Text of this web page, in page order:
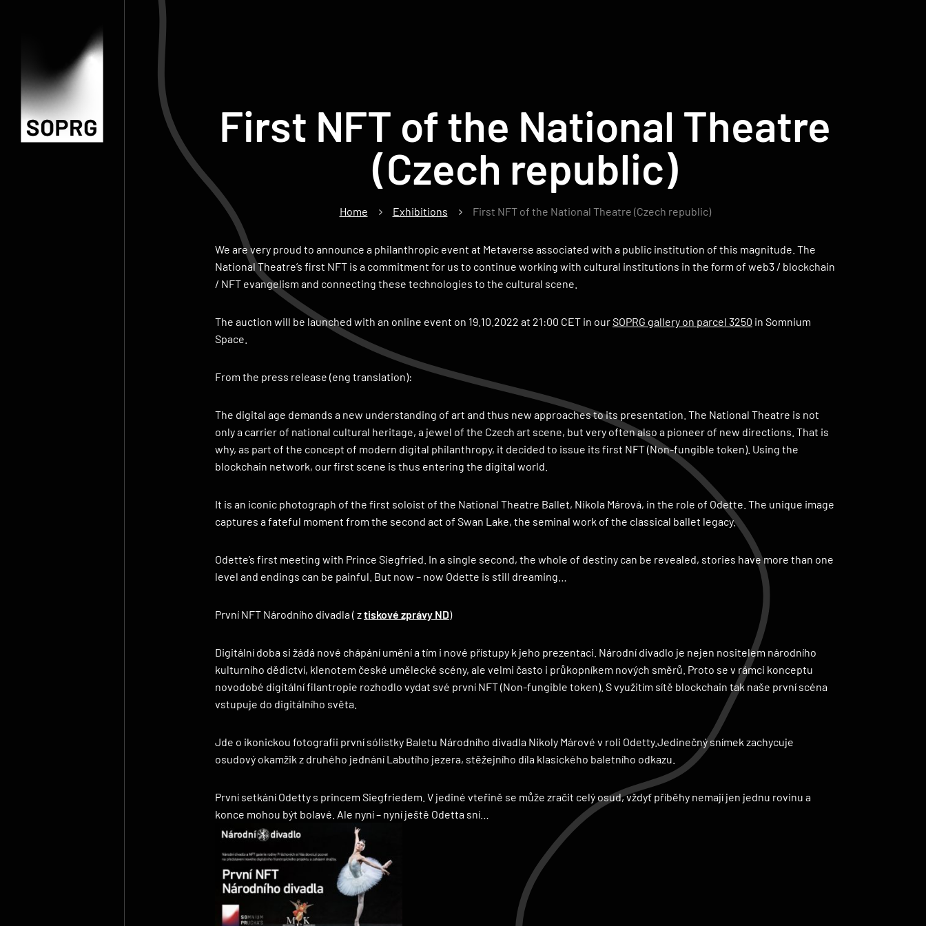
First NFT of the National Theatre
(Czech republic)
Home Exhibitions First NFT of the National Theatre (Czech republic)
We are very proud to announce a philanthropic event at Metaverse associated with a public institution of this magnitude. The
National Theatre’s first NFT is a commitment for us to continue working with cultural institutions in the form of web3 / blockchain
/ NFT evangelism and connecting these technologies to the cultural scene.
The auction will be launched with an online event on 19.10.2022 at 21:00 CET in ourSOPRG gallery on parcel 3250 in Somnium
Space.
From the press release (eng translation):
The digital age demands a new understanding of art and thus new approaches to its presentation. The National Theatre is not
only a carrier of national cultural heritage, a jewel of the Czech art scene, but very often also a pioneer of new directions. That is
why, as part of the concept of modern digital philanthropy, it decided to issue its first NFT (Non-fungible token). Using the
blockchain network, our first scene is thus entering the digital world.
It is an iconic photograph of the first soloist of the National Theatre Ballet, Nikola Márová, in the role of Odette. The unique image
captures a fateful moment from the second act of Swan Lake, the seminal work of the classical ballet legacy.
Odette’s first meeting with Prince Siegfried. In a single second, the whole of destiny can be revealed, stories have more than one
level and endings can be painful. But now – now Odette is still dreaming…
První NFT Národního divadla ( ztiskové zprávy ND)
Digitální doba si žádá nové chápání umění a tím i nové přístupy k jeho prezentaci. Národní divadlo je nejen nositelem národního
kulturního dědictví, klenotem české umělecké scény, ale velmi často i průkopníkem nových směrů. Proto se v rámci konceptu
novodobé digitální filantropie rozhodlo vydat své první NFT (Non-fungible token). S využitím sítě blockchain tak naše první scéna
vstupuje do digitálního světa.
Jde o ikonickou fotografii první sólistky Baletu Národního divadla Nikoly Márové v roli Odetty.Jedinečný snímek zachycuje
osudový okamžik z druhého jednání Labutího jezera, stěžejního díla klasického baletního odkazu.
První setkání Odetty s princem Siegfriedem. V jediné vteřině se může zračit celý osud, vždyť příběhy nemají jen jednu rovinu a
konce mohou být bolavé. Ale nyní – nyní ještě Odetta sní…